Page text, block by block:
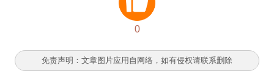
0
免责声明：文章图片应用自网络，如有侵权请联系删除